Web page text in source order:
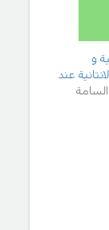
و
عند